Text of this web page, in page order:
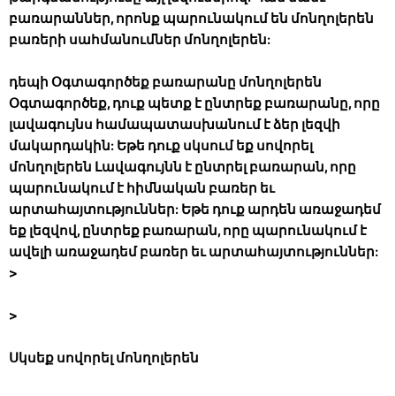
բառարաններ, որոնք պարունակում են մոնղոլերեն
բառերի սահմանումներ մոնղոլերեն:
դեպի Օգտագործեք բառարանը մոնղոլերեն
Օգտագործեք, դուք պետք է ընտրեք բառարանը, որը
լավագույնս համապատասխանում է ձեր լեզվի
մակարդակին: Եթե ​​դուք սկսում եք սովորել
մոնղոլերեն Լավագույնն է ընտրել բառարան, որը
պարունակում է հիմնական բառեր եւ
արտահայտություններ: Եթե ​​դուք արդեն առաջադեմ
եք լեզվով, ընտրեք բառարան, որը պարունակում է
ավելի առաջադեմ բառեր եւ արտահայտություններ:
>
>
Սկսեք սովորել մոնղոլերեն